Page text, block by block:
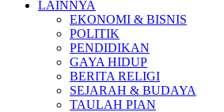
LAINNYA
EKONOMI & BISNIS
POLITIK
PENDIDIKAN
GAYA HIDUP
BERITA RELIGI
SEJARAH & BUDAYA
TAULAH PIAN